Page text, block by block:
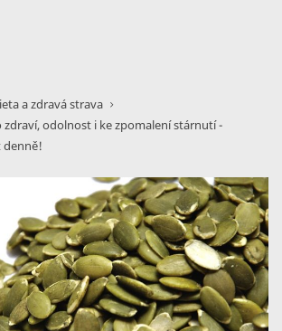
a zdravá strava
zdraví, odolnost i ke zpomalení stárnutí -
denně!